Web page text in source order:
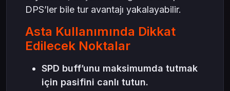
DPS’ler bile tur avantajı yakalayabilir.
Asta Kullanımında Dikkat
Edilecek Noktalar
SPD buff’unu maksimumda tutmak
için pasifini canlı tutun.